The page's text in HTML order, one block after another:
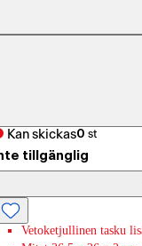
Kan skickas0 st
tillgänglig
Vetoketjullinen tasku